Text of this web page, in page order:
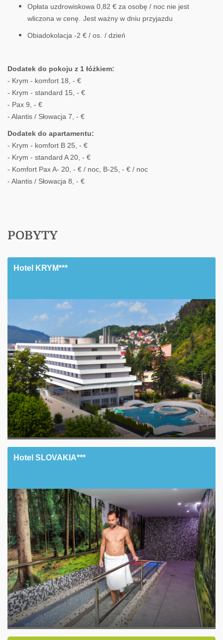
Opłata uzdrowiskowa 0,82 € za osobę / noc nie jest
wliczona w cenę.
Jest ważny w dniu przyjazdu
Obiadokolacja -2 € / os. / dzień
Dodatek do pokoju z 1 łóżkiem:
- Krym - komfort 18, - €
- Krym - standard 15, - €
- Pax 9, - €
- Alantis / Słowacja 7, - €
Dodatek do apartamentu:
- Krym - komfort B 25, - €
- Krym - standard A 20, - €
- Komfort Pax A- 20, - € / noc, B-25, - € / noc
- Alantis / Słowacja 8, - €
POBYTY
Hotel KRYM***
Hotel SLOVAKIA***